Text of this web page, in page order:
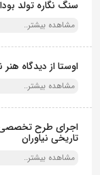
سنگ نگاره تولد
مشاهده بیشتر..
اوستا از دیدگاه
مشاهده بیشتر..
اجرای طرح تخصصی
تاریخی نیاوران
مشاهده بیشتر..